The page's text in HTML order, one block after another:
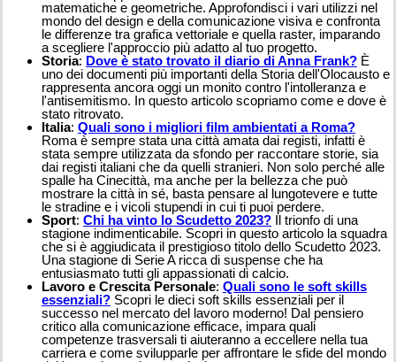
matematiche e geometriche. Approfondisci i vari utilizzi nel
mondo del design e della comunicazione visiva e confronta
le differenze tra grafica vettoriale e quella raster, imparando
a scegliere l'approccio più adatto al tuo progetto.
Storia: Dove è stato trovato il diario di Anna Frank? È
uno dei documenti più importanti della Storia dell'Olocausto e
rappresenta ancora oggi un monito contro l'intolleranza e
l'antisemitismo. In questo articolo scopriamo come e dove è
stato ritrovato.
Italia: Quali sono i migliori film ambientati a Roma?
Roma è sempre stata una città amata dai registi, infatti è
stata sempre utilizzata da sfondo per raccontare storie, sia
dai registi italiani che da quelli stranieri. Non solo perché alle
spalle ha Cinecittà, ma anche per la bellezza che può
mostrare la città in sé, basta pensare al lungotevere e tutte
le stradine e i vicoli stupendi in cui ti puoi perdere.
Sport: Chi ha vinto lo Scudetto 2023? Il trionfo di una
stagione indimenticabile. Scopri in questo articolo la squadra
che si è aggiudicata il prestigioso titolo dello Scudetto 2023.
Una stagione di Serie A ricca di suspense che ha
entusiasmato tutti gli appassionati di calcio.
Lavoro e Crescita Personale: Quali sono le soft skills
essenziali? Scopri le dieci soft skills essenziali per il
successo nel mercato del lavoro moderno! Dal pensiero
critico alla comunicazione efficace, impara quali
competenze trasversali ti aiuteranno a eccellere nella tua
carriera e come svilupparle per affrontare le sfide del mondo